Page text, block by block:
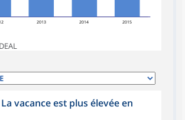
2013 2014 2015
La vacance est plus élevée en